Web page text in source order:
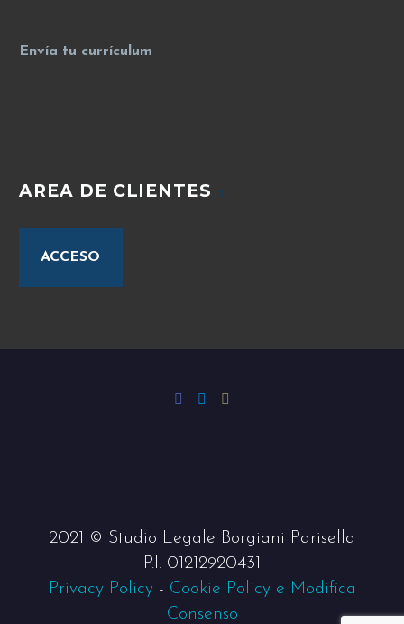
Envía tu currículum
AREA DE CLIENTES
ACCESO
2021 © Studio Legale Borgiani Parisella
P.I. 01212920431
Privacy Policy - Cookie Policy e Modifica
Consenso